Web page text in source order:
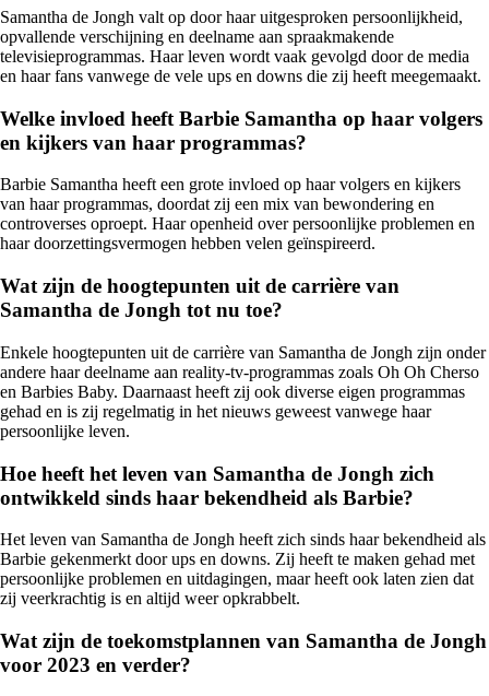
Samantha de Jongh valt op door haar uitgesproken persoonlijkheid,
opvallende verschijning en deelname aan spraakmakende
televisieprogrammas. Haar leven wordt vaak gevolgd door de media
en haar fans vanwege de vele ups en downs die zij heeft meegemaakt.
Welke invloed heeft Barbie Samantha op haar volgers
en kijkers van haar programmas?
Barbie Samantha heeft een grote invloed op haar volgers en kijkers
van haar programmas, doordat zij een mix van bewondering en
controverses oproept. Haar openheid over persoonlijke problemen en
haar doorzettingsvermogen hebben velen geïnspireerd.
Wat zijn de hoogtepunten uit de carrière van
Samantha de Jongh tot nu toe?
Enkele hoogtepunten uit de carrière van Samantha de Jongh zijn onder
andere haar deelname aan reality-tv-programmas zoals Oh Oh Cherso
en Barbies Baby. Daarnaast heeft zij ook diverse eigen programmas
gehad en is zij regelmatig in het nieuws geweest vanwege haar
persoonlijke leven.
Hoe heeft het leven van Samantha de Jongh zich
ontwikkeld sinds haar bekendheid als Barbie?
Het leven van Samantha de Jongh heeft zich sinds haar bekendheid als
Barbie gekenmerkt door ups en downs. Zij heeft te maken gehad met
persoonlijke problemen en uitdagingen, maar heeft ook laten zien dat
zij veerkrachtig is en altijd weer opkrabbelt.
Wat zijn de toekomstplannen van Samantha de Jongh
voor 2023 en verder?